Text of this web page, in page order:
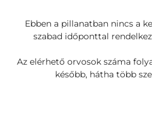
Ebben a pillanatban nincs a
szabad időponttal
Az elérhető orvosok száma
később, hátha több